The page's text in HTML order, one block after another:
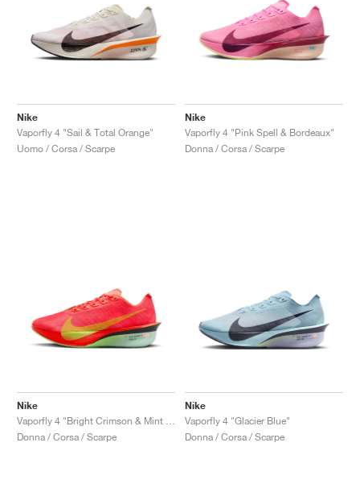
Nike
Vaporfly 4 "Sail & Total Orange"
Uomo / Corsa / Scarpe
Nike
Vaporfly 4 "Pink Spell & Bordeaux"
Donna / Corsa / Scarpe
Nike
Donna / Corsa / Scarpe
Nike
Vaporfly 4 "Glacier Blue"
Donna / Corsa / Scarpe